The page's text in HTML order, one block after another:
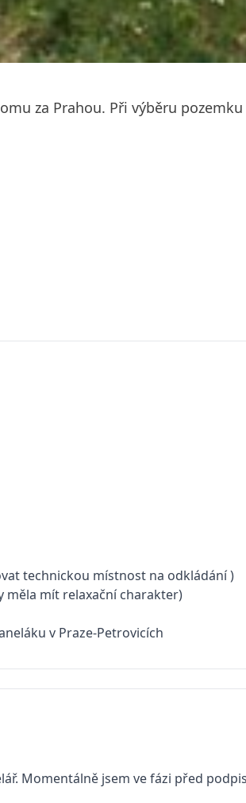
za Prahou. Při výběru
technickou místnost na odkládání )
měla mít relaxační charakter)
v Praze-Petrovicích
Momentálně jsem ve fázi před